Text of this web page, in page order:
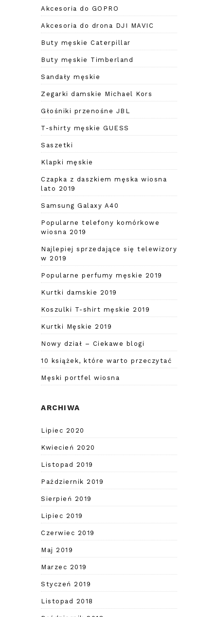
Akcesoria do GOPRO
Akcesoria do drona DJI MAVIC
Buty męskie Caterpillar
Buty męskie Timberland
Sandały męskie
Zegarki damskie Michael Kors
Głośniki przenośne JBL
T-shirty męskie GUESS
Saszetki
Klapki męskie
Czapka z daszkiem męska wiosna
lato 2019
Samsung Galaxy A40
Popularne telefony komórkowe
wiosna 2019
Najlepiej sprzedające się telewizory
w 2019
Popularne perfumy męskie 2019
Kurtki damskie 2019
Koszulki T-shirt męskie 2019
Kurtki Męskie 2019
Nowy dział – Ciekawe blogi
10 książek, które warto przeczytać
Męski portfel wiosna
ARCHIWA
Lipiec 2020
Kwiecień 2020
Listopad 2019
Październik 2019
Sierpień 2019
Lipiec 2019
Czerwiec 2019
Maj 2019
Marzec 2019
Styczeń 2019
Listopad 2018